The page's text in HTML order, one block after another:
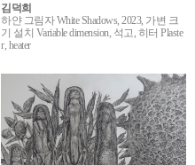
김덕희
하얀 그림자 White Shadows, 2023, 가변 크
기 설치 Variable dimension, 석고, 히터 Plaste
r, heater